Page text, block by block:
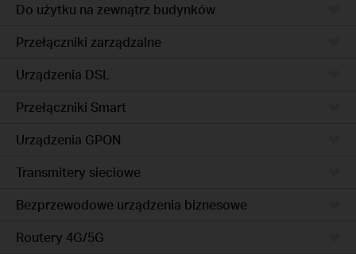
Do użytku na zewnątrz budynków
Przełączniki zarządzalne
Urządzenia DSL
Przełączniki Smart
Urządzenia GPON
Transmitery sieciowe
Bezprzewodowe urządzenia biznesowe
Routery 4G/5G